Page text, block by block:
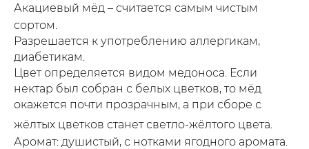
Акациевый мёд – считается самым чистым
сортом.
Разрешается к употреблению аллергикам,
диабетикам.
Цвет определяется видом медоноса. Если
нектар был собран с белых цветков, то мёд
окажется почти прозрачным, а при сборе с
жёлтых цветков станет светло-жёлтого цвета.
Аромат: душистый, с нотками ягодного аромата.